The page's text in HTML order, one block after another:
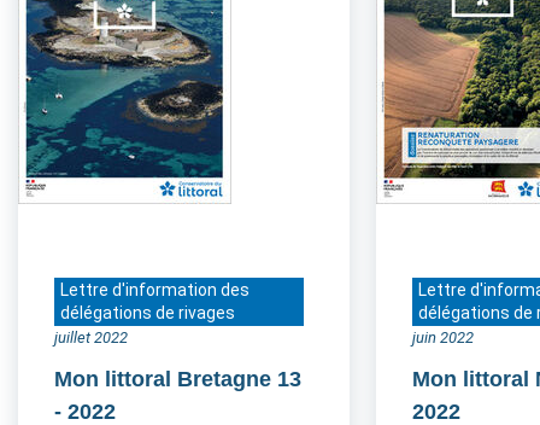
Lettre d'information des
délégations de rivages
juillet 2022
Mon littoral Bretagne 13
- 2022
Lettre
délégations de
juin 2022
Mon littoral
2022